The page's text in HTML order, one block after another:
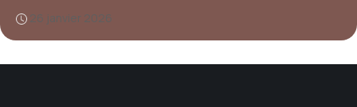
26 janvier 2026